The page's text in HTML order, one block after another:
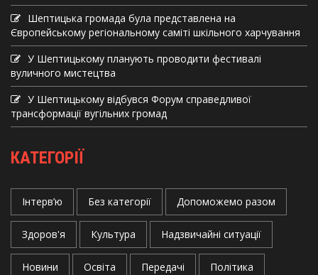
Шептицька громада була представлена на
Європейському регіональному саміті шкільного харчування
У Шептицькому планують проводити фестивалі
вуличного мистецтва
У Шептицькому відбувся Форум справедливої
трансформації вугільних громад
КАТЕГОРІЇ
Інтерв’ю Без категорії Допоможемо разом
Здоров'я Культура Надзвичайні ситуації
Новини Освіта Передачі Політика